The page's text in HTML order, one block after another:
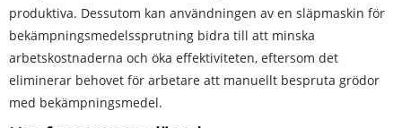
produktiva. Dessutom kan användningen av en släpmaskin för
bekämpningsmedelssprutning bidra till att minska
arbetskostnaderna och öka effektiviteten, eftersom det
eliminerar behovet för arbetare att manuellt bespruta grödor
med bekämpningsmedel.